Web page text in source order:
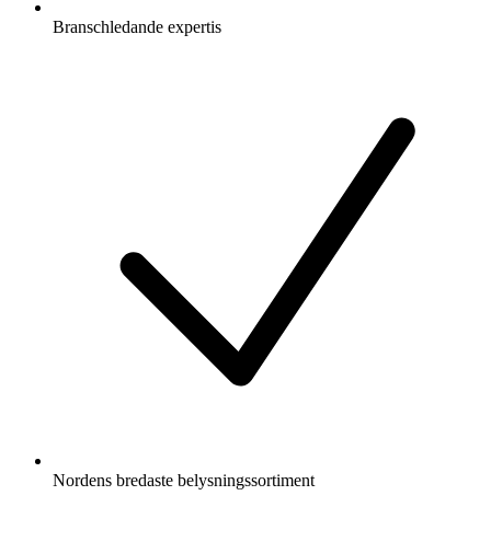
Branschledande expertis
Nordens bredaste belysningssortiment